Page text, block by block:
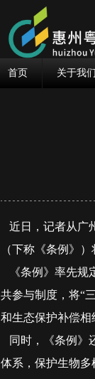
首页 关于我们
近日，记者从广
（下称《条例》
《条例》率先规
共参与制度，将“
和生态保护补偿相
同时，《条例》
体系，保护生物多